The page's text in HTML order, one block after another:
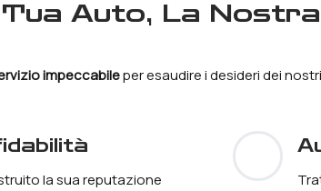
Tua Auto, La
impeccabileper esaudire i desideri dei
la sua reputazione